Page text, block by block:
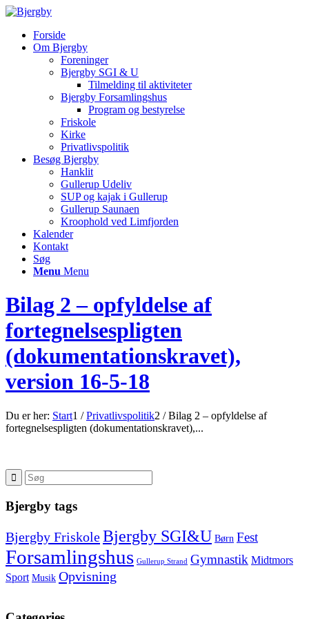
Forside
Om Bjergby
Foreninger
Bjergby SGI & U
Tilmelding til aktiviteter
Bjergby Forsamlingshus
Program og bestyrelse
Friskole
Kirke
Privatlivspolitik
Besøg Bjergby
Hanklit
Gullerup Udeliv
SUP og kajak i Gullerup
Gullerup Saunaen
Kroophold ved Limfjorden
Kalender
Kontakt
Søg
Menu Menu
Bilag 2 – opfyldelse af
fortegnelsespligten
(dokumentationskravet),
version 16-5-18
Du er her: Start1 / Privatlivspolitik2 / Bilag 2 – opfyldelse af
fortegnelsespligten (dokumentationskravet),...
Bjergby tags
Bjergby FriskoleBjergby SGI&U Børn Fest
Forsamlingshus Gullerup Strand Gymnastik Midtmors
Sport Musik Opvisning